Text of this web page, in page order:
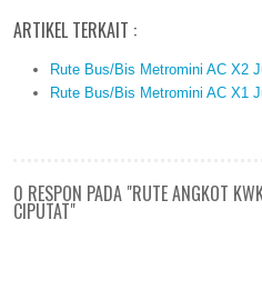
ARTIKEL TERKAIT :
Rute Bus/Bis Metromini AC X2
Rute Bus/Bis Metromini AC X1
0 RESPON PADA "RUTE ANGKOT
CIPUTAT"